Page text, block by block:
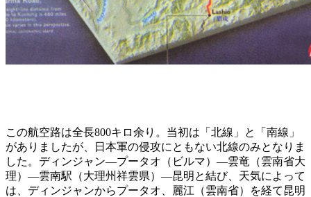
この航空路は全長800キロ余り。当初は「北線」と「南線」
がありましたが、日本軍の侵攻にともない北線のみとなりま
した。ディンジャン―プータオ（ビルマ）―雲竜（雲南省大
理）―雲南駅（大理州祥雲県）―昆明と結び、天気によって
は、ディンジャンからプータオ、麗江（雲南省）を経て昆明